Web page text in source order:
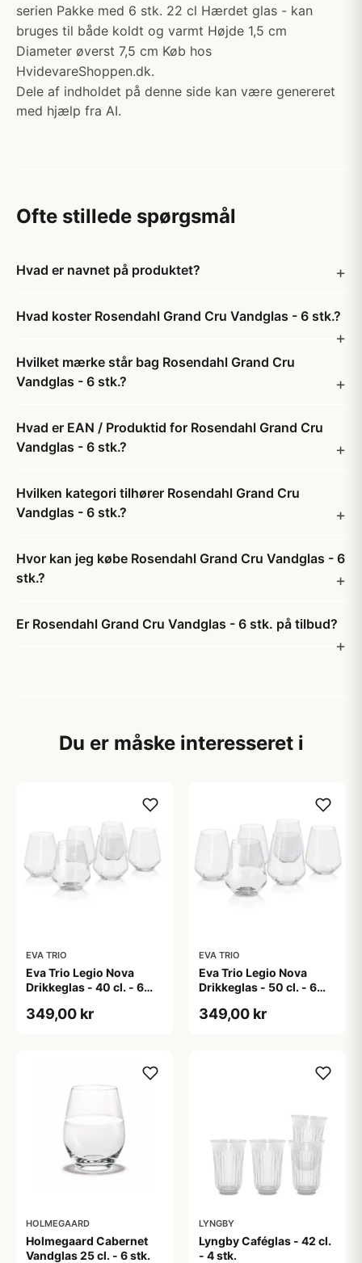
serien Pakke med 6 stk. 22 cl Hærdet glas - kan
bruges til både koldt og varmt Højde 1,5 cm
Diameter øverst 7,5 cm Køb hos
HvidevareShoppen.dk.
Dele af indholdet på denne side kan være genereret
med hjælp fra AI.
Ofte stillede spørgsmål
Hvad er navnet på produktet?
Hvad koster Rosendahl Grand Cru Vandglas - 6 stk.?
Hvilket mærke står bag Rosendahl Grand Cru
Vandglas - 6 stk.?
Hvad er EAN / Produktid for Rosendahl Grand Cru
Vandglas - 6 stk.?
Hvilken kategori tilhører Rosendahl Grand Cru
Vandglas - 6 stk.?
Hvor kan jeg købe Rosendahl Grand Cru Vandglas - 6
stk.?
Er Rosendahl Grand Cru Vandglas - 6 stk. på tilbud?
Du er måske interesseret i
EVA TRIO
Eva Trio Legio Nova
Drikkeglas - 40 cl. - 6
349,00 kr
EVA TRIO
Eva Trio Legio Nova
Drikkeglas - 50 cl. - 6
349,00 kr
HOLMEGAARD
Holmegaard Cabernet
Vandglas 25 cl. - 6 stk.
LYNGBY
Lyngby Caféglas - 42 cl.
- 4 stk.